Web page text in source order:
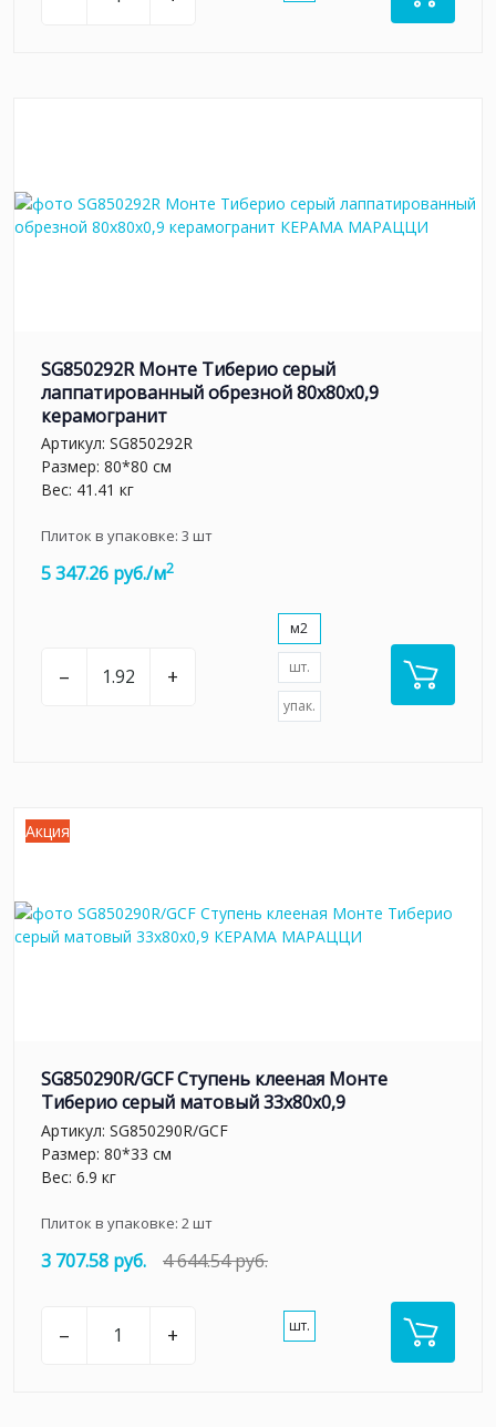
SG850292R Монте Тиберио серый
лаппатированный обрезной 80x80x0,9
керамогранит
Артикул: SG850292R
Размер: 80*80 см
Вес: 41.41 кг
Плиток в упаковке: 3 шт
5 347.26 руб./м2
– +
м2
шт.
упак.
Акция
SG850290R/GCF Ступень клееная Монте
Тиберио серый матовый 33x80x0,9
Артикул: SG850290R/GCF
Размер: 80*33 см
Вес: 6.9 кг
Плиток в упаковке: 2шт
3 707.58 руб. 4 644.54 руб.
– + шт.